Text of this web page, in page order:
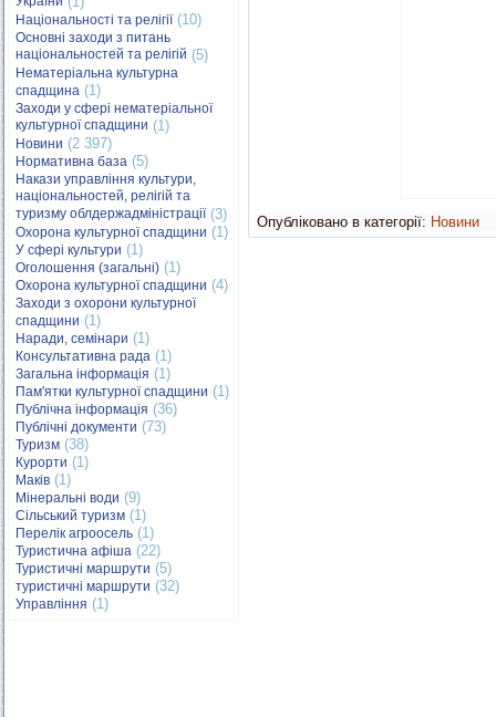
Національності та релігії(10)
Основні заходи з питань
національностей та релігій (5)
Нематеріальна культурна
спадщина (1)
Заходи у сфері нематеріальної
культурної спадщини (1)
Новини (2 397)
Нормативна база (5)
Накази управління культури,
національностей, релігій та
туризму облдержадміністрації(3)
Охорона культурної спадщини (1)
У сфері культури (1)
Оголошення (загальні) (1)
Охорона культурної спадщини (4)
Заходи з охорони культурної
спадщини (1)
Наради, семінари (1)
Консультативна рада (1)
Загальна інформація (1)
Пам'ятки культурної спадщини (1)
Публічна інформація (36)
Публічні документи (73)
Туризм (38)
Курорти (1)
Маків (1)
Мінеральні води (9)
Сільський туризм (1)
Перелік агроосель (1)
Туристична афіша (22)
Туристичні маршрути (5)
туристичні маршрути (32)
Управління (1)
Опубліковано в категорії: Новини